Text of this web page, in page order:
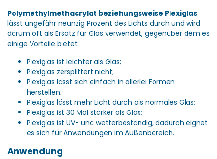
Polymethylmethacrylat beziehungsweise Plexiglas
lässt ungefähr neunzig Prozent des Lichts durch und wird
darum oft als Ersatz für Glas verwendet, gegenüber dem es
einige Vorteile bietet:
Plexiglas ist leichter als Glas;
Plexiglas zersplittert nicht;
Plexiglas lässt sich einfach in allerlei Formen
herstellen;
Plexiglas lässt mehr Licht durch als normales Glas;
Plexiglas ist 30 Mal stärker als Glas;
Plexiglas ist UV- und wetterbeständig, dadurch eignet
es sich für Anwendungen im Außenbereich.
Anwendung